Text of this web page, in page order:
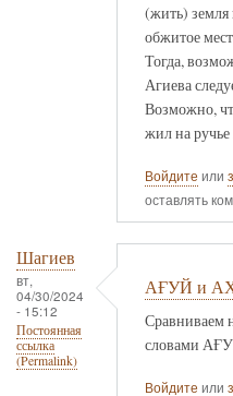
(жить) земля
обжитое
Тогда,
Агиева
Возможно,
жил на
Войдите или
оставлять
Шагиев
вт,
04/30/2024
- 15:12
Постоянная
ссылка
(Permalink)
АҒУЙ и
Сравниваем
словами
Войдите или